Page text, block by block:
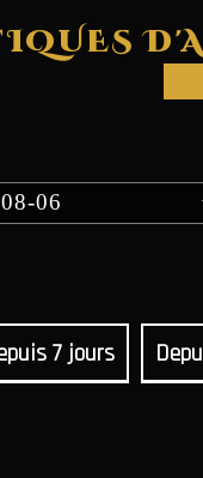
7 jours